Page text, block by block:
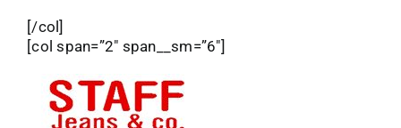
[/col]
[col span=”2″ span__sm=”6″]